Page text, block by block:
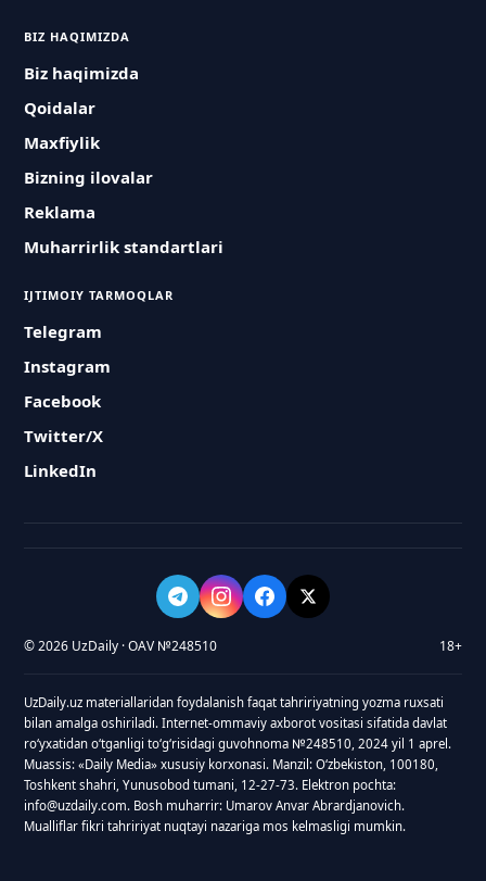
BIZ HAQIMIZDA
Biz haqimizda
Qoidalar
Maxfiylik
Bizning ilovalar
Reklama
Muharrirlik standartlari
IJTIMOIY TARMOQLAR
Telegram
Instagram
Facebook
Twitter/X
LinkedIn
© 2026 UzDaily · OAV №248510 18+
UzDaily.uz materiallaridan foydalanish faqat tahririyatning yozma ruxsati
bilan amalga oshiriladi. Internet-ommaviy axborot vositasi sifatida davlat
roʻyxatidan oʻtganligi toʻgʻrisidagi guvohnoma №248510, 2024 yil 1 aprel.
Muassis: «Daily Media» xususiy korxonasi. Manzil: Oʻzbekiston, 100180,
Toshkent shahri, Yunusobod tumani, 12-27-73. Elektron pochta:
info@uzdaily.com. Bosh muharrir: Umarov Anvar Abrardjanovich.
Mualliflar fikri tahririyat nuqtayi nazariga mos kelmasligi mumkin.